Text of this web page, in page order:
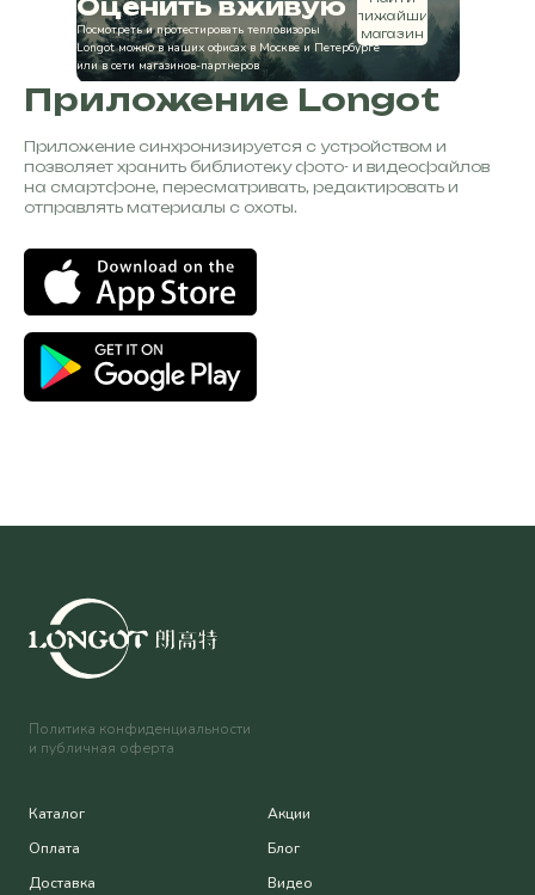
ближайший
магазин
Оценить вживую
Посмотреть и протестировать тепловизоры
Longot можно в наших офисах в Москве и Петербурге
или в сети магазинов-партнеров
Приложение Longot
Приложение синхронизируется с устройством и
позволяет хранить библиотеку фото- и видеофайлов
на смартфоне, пересматривать, редактировать и
отправлять материалы с охоты.
Политика конфиденциальности
и публичная оферта
Каталог
Оплата
Доставка
Акции
Блог
Видео